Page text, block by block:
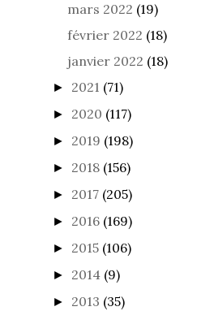
mars 2022 (19)
février 2022 (18)
janvier 2022 (18)
► 2021 (71)
► 2020 (117)
► 2019 (198)
► 2018 (156)
► 2017 (205)
► 2016 (169)
► 2015 (106)
► 2014 (9)
► 2013 (35)